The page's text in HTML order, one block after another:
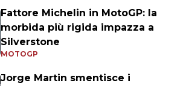
Fattore Michelin in MotoGP: la
morbida più rigida impazza a
Silverstone
MOTOGP
Jorge Martin smentisce i